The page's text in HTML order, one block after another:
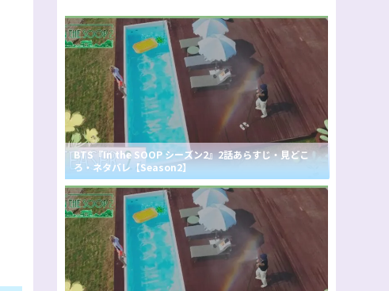
BTS『In the SOOP シーズン2』2話あらすじ・見どこ
ろ・ネタバレ【Season2】